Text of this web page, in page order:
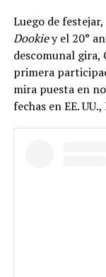
Luego de
Dookiey el 20°
descomunal gira,
primera
mira puesta en
fechas en EE.